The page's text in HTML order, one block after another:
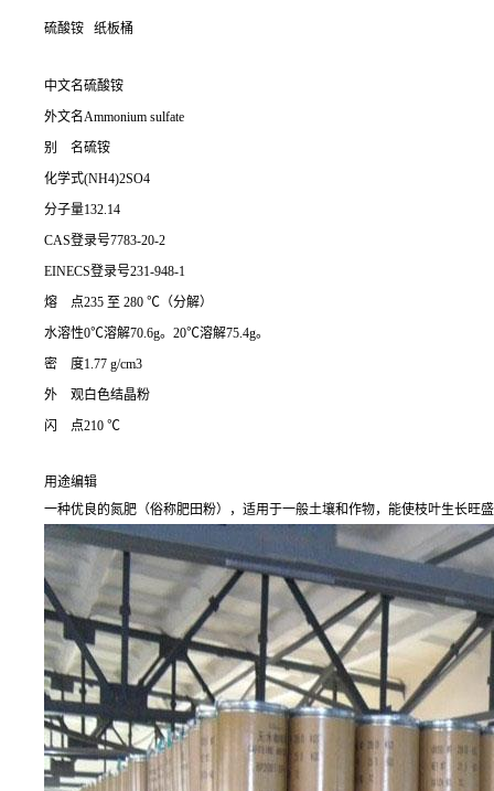
硫酸铵 纸板桶
中文名硫酸铵
外文名Ammonium sulfate
别 名硫铵
化学式(NH4)2SO4
分子量132.14
CAS登录号7783-20-2
EINECS登录号231-948-1
熔 点235 至 280 ℃（分解）
水溶性0℃溶解70.6g。20℃溶解75.4g。
密 度1.77 g/cm3
外 观白色结晶粉
闪 点210 ℃
用途编辑
一种优良的氮肥（俗称肥田粉），适用于一般土壤和作物，能使枝叶生长旺